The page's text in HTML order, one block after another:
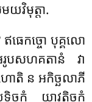
យវិមុត្តា.
ធេកច្ចោ បុគ្គលោ
សហគតានំ វា
ោតិ ន អកិច្ឆលាភី
កំ យាវតិច្ឆកំ